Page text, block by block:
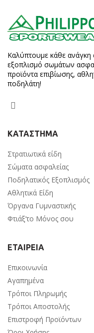
Καλύπτουμε κάθε ανάγκη
εξοπλισμό σωμάτων
προϊόντα επιβίωσης,
ποδηλάτη!
ΚΑΤΑΣΤΗΜΑ
Στρατιωτικά είδη
Σώματα ασφαλείας
Ποδηλατικός Εξοπλισμός
Αθλητικά Είδη
Όργανα Γυμναστικής
Φτιάξ’το Μόνος σου
ΕΤΑΙΡΕΙΑ
Επικοινωνία
Αγαπημένα
Τρόποι Πληρωμής
Τρόποι Αποστολής
Επιστροφή Προϊόντων